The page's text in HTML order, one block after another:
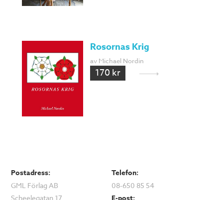
Rosornas Krig
av Michael Nordin
170 kr
Postadress:
GML Förlag AB
Scheelegatan 17
Telefon:
08-650 85 54